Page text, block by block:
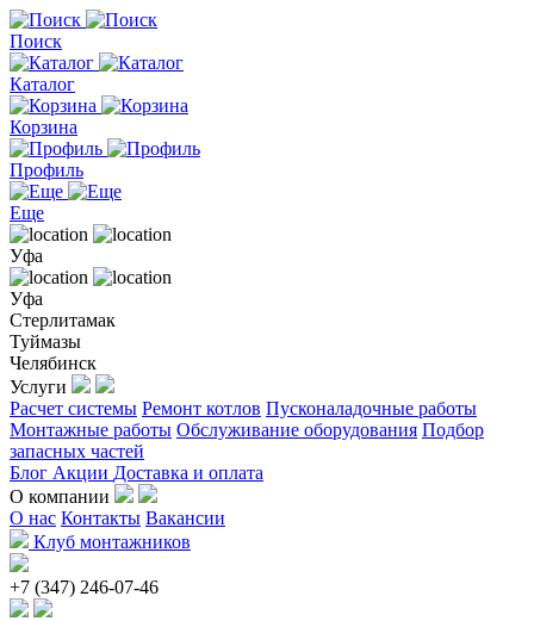
Поиск
Каталог
Корзина
Профиль
Еще
Уфа
Уфа
Стерлитамак
Туймазы
Челябинск
Услуги
Расчет системы Ремонт котлов Пусконаладочные работы
Монтажные работы Обслуживание оборудования Подбор
запасных частей
Блог Акции Доставка и оплата
О компании
О нас Контакты Вакансии
Клуб монтажников
+7 (347) 246-07-46